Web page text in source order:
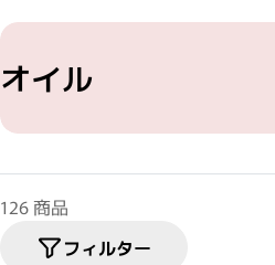
コレクション:
オイル
126 商品
フィルター